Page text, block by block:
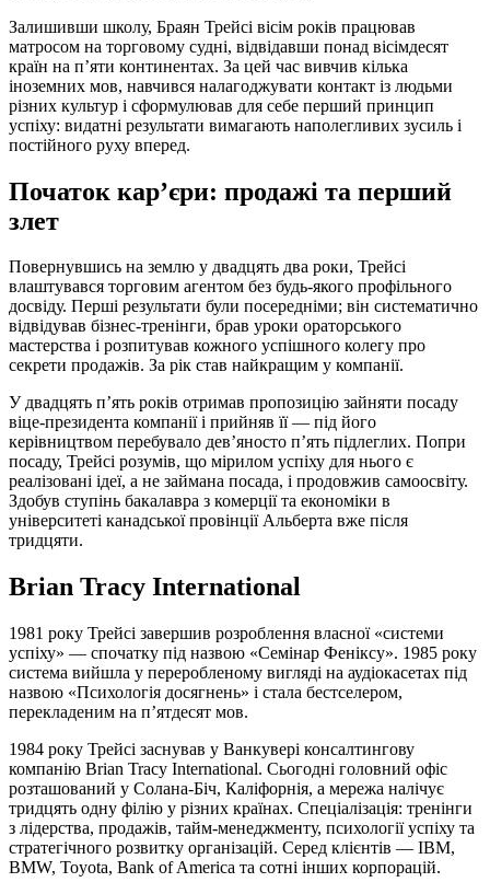
Залишивши школу, Браян Трейсі вісім років працював
матросом на торговому судні, відвідавши понад вісімдесят
країн на п’яти континентах. За цей час вивчив кілька
іноземних мов, навчився налагоджувати контакт із людьми
різних культур і сформулював для себе перший принцип
успіху: видатні результати вимагають наполегливих зусиль і
постійного руху вперед.
Початок кар’єри: продажі та перший
злет
Повернувшись на землю у двадцять два роки, Трейсі
влаштувався торговим агентом без будь-якого профільного
досвіду. Перші результати були посередніми; він систематично
відвідував бізнес-тренінги, брав уроки ораторського
мастерства і розпитував кожного успішного колегу про
секрети продажів. За рік став найкращим у компанії.
У двадцять п’ять років отримав пропозицію зайняти посаду
віце-президента компанії і прийняв її — під його
керівництвом перебувало дев’яносто п’ять підлеглих. Попри
посаду, Трейсі розумів, що мірилом успіху для нього є
реалізовані ідеї, а не займана посада, і продовжив самоосвіту.
Здобув ступінь бакалавра з комерції та економіки в
університеті канадської провінції Альберта вже після
тридцяти.
Brian Tracy International
1981 року Трейсі завершив розроблення власної «системи
успіху» — спочатку під назвою «Семінар Феніксу». 1985 року
система вийшла у переробленому вигляді на аудіокасетах під
назвою «Психологія досягнень» і стала бестселером,
перекладеним на п’ятдесят мов.
1984 року Трейсі заснував у Ванкувері консалтингову
компанію Brian Tracy International. Сьогодні головний офіс
розташований у Солана-Біч, Каліфорнія, а мережа налічує
тридцять одну філію у різних країнах. Спеціалізація: тренінги
з лідерства, продажів, тайм-менеджменту, психології успіху та
стратегічного розвитку організацій. Серед клієнтів — IBM,
BMW, Toyota, Bank of America та сотні інших корпорацій.